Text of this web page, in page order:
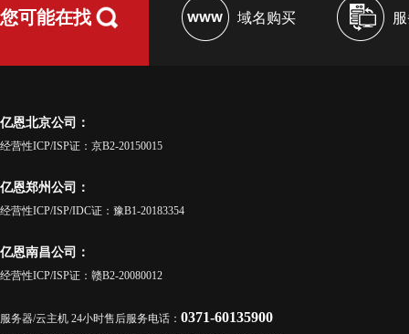
您可能在找 域名购买
亿恩北京公司：
经营性ICP/ISP证：京B2-20150015
亿恩郑州公司：
经营性ICP/ISP/IDC证：豫B1-20183354
亿恩南昌公司：
经营性ICP/ISP证：赣B2-20080012
服务器/云主机 24小时售后服务电话： 0371-60135900